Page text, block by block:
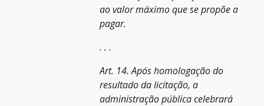
ao valor máximo que se propõe a
pagar.
. . .
Art. 14. Após homologação do
resultado da licitação, a
administração pública celebrará